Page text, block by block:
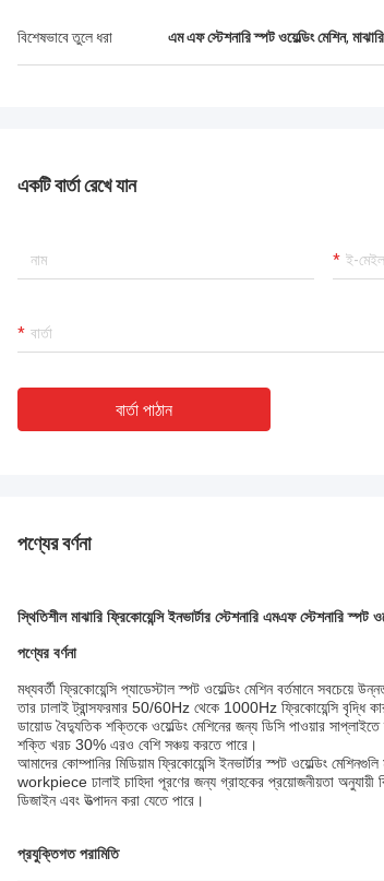
বিশেষভাবে তুলে ধরা এম এফ স্টেশনারি স্পট ওয়েল্ডিং মেশিন,
একটি বার্তা রেখে যান
বার্তা পাঠান
পণ্যের বর্ণনা
স্থিতিশীল মাঝারি ফ্রিকোয়েন্সি ইনভার্টার স্টেশনারি এমএফ স্টেশনারি স্পট
পণ্যের বর্ণনা
মধ্যবর্তী ফ্রিকোয়েন্সি প্যাডেস্টাল স্পট ওয়েল্ডিং মেশিন বর্তমানে
তার ঢালাই ট্রান্সফরমার 50/60Hz থেকে 1000Hz ফ্রিকোয়েন্সি বৃদ্ধি
ডায়োড বৈদ্যুতিক শক্তিকে ওয়েল্ডিং মেশিনের জন্য ডিসি পাওয়ার সাপ্লাইতে
শক্তি খরচ 30% এরও বেশি সঞ্চয় করতে পারে।
আমাদের কোম্পানির মিডিয়াম ফ্রিকোয়েন্সি ইনভার্টার স্পট ওয়েল্ডিং
workpiece ঢালাই চাহিদা পূরণের জন্য গ্রাহকের প্রয়োজনীয়তা অনুযায়ী
ডিজাইন এবং উত্পাদন করা যেতে পারে।
প্রযুক্তিগত পরামিতি